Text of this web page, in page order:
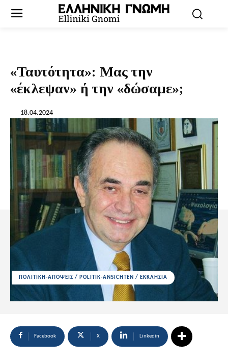
«Ταυτότητα»: Μας την
«έκλεψαν» ή την «δώσαμε»;
18.04.2024
ΠΟΛΙΤΙΚΗ-ΑΠΟΨΕΙΣ / POLITIK-ANSICHTEN / ΕΚΚΛΗΣΙΑ
Facebook X Linkedin